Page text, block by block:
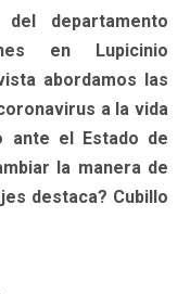
departamento
en Lupicinio
abordamos las
a la vida
ante el Estado de
la manera de
destaca? Cubillo